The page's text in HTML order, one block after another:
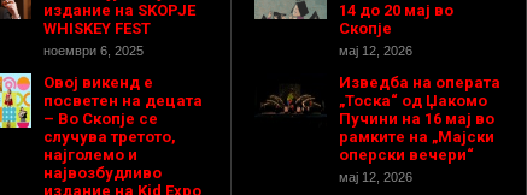
издание на SKOPJE
WHISKEY FEST
ноември 6, 2025
Овој викенд е
посветен на децата
– Во Скопје се
случува третото,
најголемо и
највозбудливо
издание на Kid Expo
14 до 20 мај во
Скопје
мај 12, 2026
Изведба на операта
„Тоска“ од Џакомо
Пучини на 16 мај во
рамките на „Мајски
оперски вечери“
мај 12, 2026